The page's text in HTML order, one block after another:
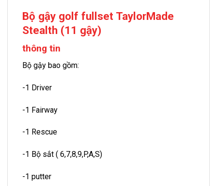
Bộ gậy golf fullset TaylorMade
Stealth (11 gậy)
thông tin
Bộ gậy bao gồm:
-1 Driver
-1 Fairway
-1 Rescue
-1 Bộ sắt ( 6,7,8,9,P,A,S)
-1 putter